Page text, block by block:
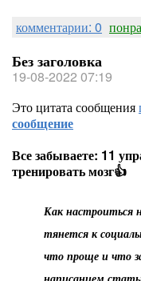
комментарии: 0
Без заголовка
19-08-2022 07:19
Это цитата сообщения
сообщение
Все забываете: 11
тренировать мозг👍
Как настроиться
тянется к
что проще и что